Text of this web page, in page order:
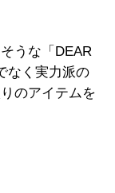
うな「DEAR
なく実力派の
のアイテムを